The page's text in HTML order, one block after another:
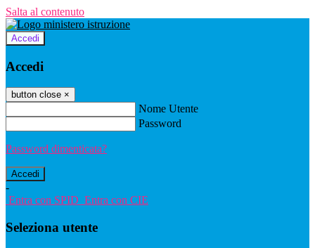
Salta al contenuto
Accedi
Accedi
button close ×
Nome Utente
Password
Password dimenticata?
-
Entra con SPID Entra con CIE
Seleziona utente